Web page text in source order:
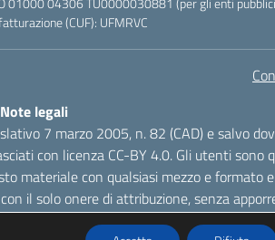
(CUF): UFMRVC
Note legali
7 marzo 2005, n. 82 (CAD) e salvo
con licenza CC-BY 4.0. Gli utenti sono
materiale con qualsiasi mezzo e
il solo onere di attribuzione, senza